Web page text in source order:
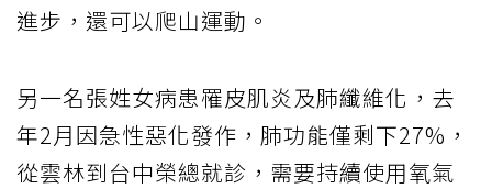
進步，還可以爬山運動。
另一名張姓女病患罹皮肌炎及肺纖維化，去
年2月因急性惡化發作，肺功能僅剩下27%，
從雲林到台中榮總就診，需要持續使用氧氣